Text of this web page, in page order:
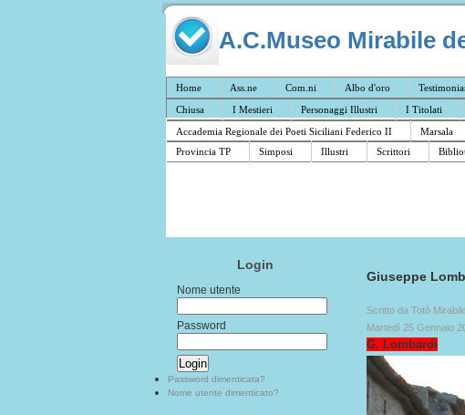
A.C.Museo Mirabile
Home Ass.ne Com.ni Albo d'oro
Chiusa
I Mestieri Personaggi Illustri I Titolati
Accademia Regionale dei Poeti Siciliani Federico II
Marsala
Provincia TP
Simposi Illustri Scrittori
Login
Nome utente
Password
Password dimenticata?
Nome utente dimenticato?
Giuseppe
Scritto da Totò
Martedì 25 Gennaio
G. Lombardi